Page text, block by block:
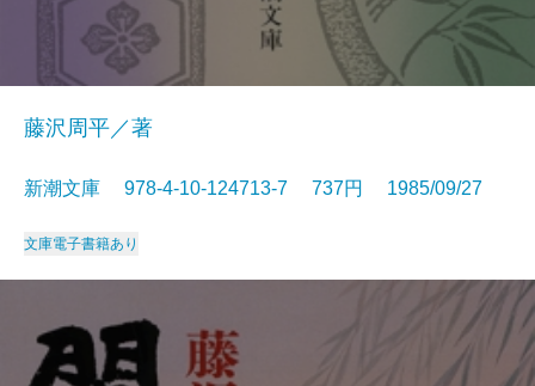
藤沢周平／著
新潮文庫 978-4-10-124713-7 737円 1985/09/27
文庫電子書籍あり